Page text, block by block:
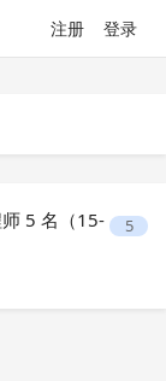
注册 登录
5 名（15-
5